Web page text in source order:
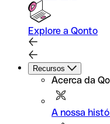
Explore a Qonto
Recursos
Acerca da
A nossa